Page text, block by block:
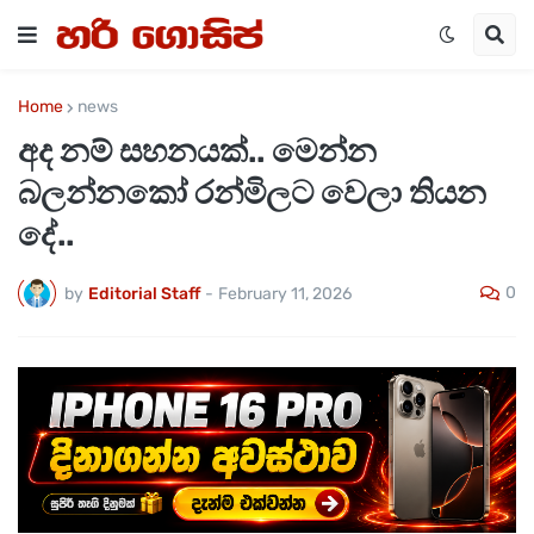
Home news
අද නම් සහනයක්.. මෙන්න
බලන්නකෝ රන්මිලට වෙලා තියන
දේ..
by Editorial Staff - February 11, 2026 0